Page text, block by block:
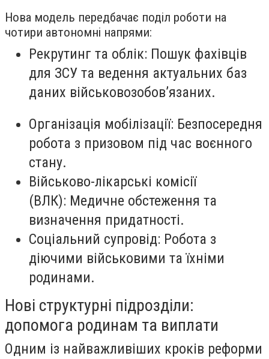
Нова модель передбачає поділ роботи на
чотири автономні напрями:
Рекрутинг та облік: Пошук фахівців
для ЗСУ та ведення актуальних баз
даних військовозобов’язаних.
Організація мобілізації: Безпосередня
робота з призовом під час воєнного
стану.
Військово-лікарські комісії
(ВЛК): Медичне обстеження та
визначення придатності.
Соціальний супровід: Робота з
діючими військовими та їхніми
родинами.
Нові структурні підрозділи:
допомога родинам та виплати
Одним із найважливіших кроків реформи